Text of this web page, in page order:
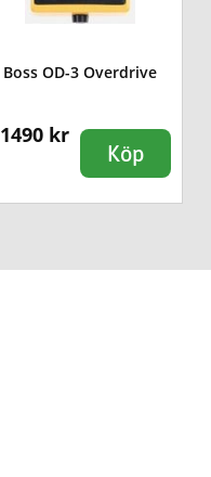
Boss OD-3 Overdrive
1490 kr
Köp